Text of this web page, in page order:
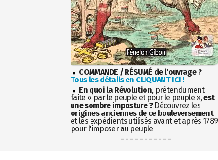
COMMANDE / RÉSUMÉ de l'ouvrage ?
Tous les détails en CLIQUANT ICI !
En quoi la Révolution, prétendument
faite « par le peuple et pour le peuple »,est
une sombre imposture ?Découvrez les
origines anciennes de ce bouleversement
et les expédients utilisés avant et après 1789
pour l'imposer au peuple
- - - - - - - - - - -